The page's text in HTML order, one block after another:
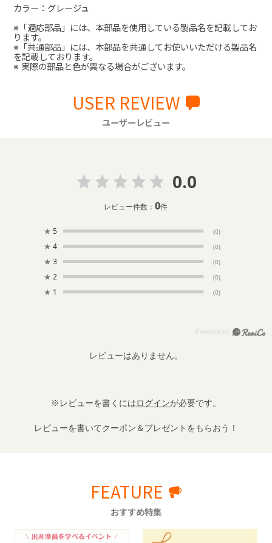
カラー：グレージュ
※「適応部品」には、本部品を使用している製品名を記載してお
ります。
※「共通部品」には、本部品を共通してお使いいただける製品名
を記載しております。
※ 実際の部品と色が異なる場合がございます。
USER REVIEW
ユーザーレビュー
0.0
レビュー件数：0件
★ 5 (0)
★ 4 (0)
★ 3 (0)
★ 2 (0)
★ 1 (0)
レビューはありません。
※レビューを書くにはログインが必要です。
レビューを書いてクーポン＆プレゼントをもらおう！
FEATURE
おすすめ特集